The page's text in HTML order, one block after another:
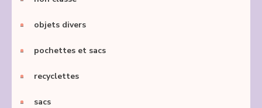
objets divers
pochettes et sacs
recyclettes
sacs